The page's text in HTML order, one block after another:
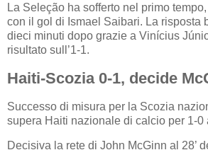
La Seleção ha sofferto nel primo
con il gol di Ismael Saibari. La risposta
dieci minuti dopo grazie a Vinícius
risultato sull’1-1.
Haiti-Scozia 0-1, decide
Successo di misura per la Scozia
supera Haiti nazionale di calcio per 1-0
Decisiva la rete di John McGinn al 28’